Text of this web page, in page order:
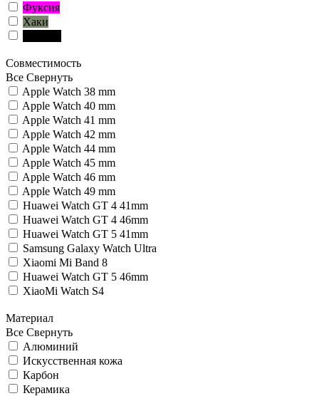
Фуксия
Хаки
Совместимость
Все Свернуть
Apple Watch 38 mm
Apple Watch 40 mm
Apple Watch 41 mm
Apple Watch 42 mm
Apple Watch 44 mm
Apple Watch 45 mm
Apple Watch 46 mm
Apple Watch 49 mm
Huawei Watch GT 4 41mm
Huawei Watch GT 4 46mm
Huawei Watch GT 5 41mm
Samsung Galaxy Watch Ultra
Xiaomi Mi Band 8
Huawei Watch GT 5 46mm
XiaoMi Watch S4
Материал
Все Свернуть
Алюминий
Искусственная кожа
Карбон
Керамика